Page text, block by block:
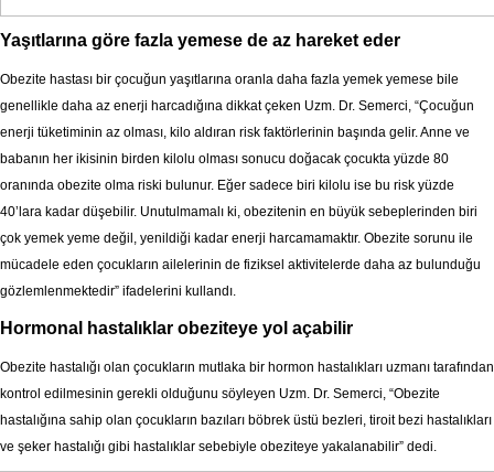
Yaşıtlarına göre fazla yemese de az hareket eder
Obezite hastası bir çocuğun yaşıtlarına oranla daha fazla yemek yemese bile
genellikle daha az enerji harcadığına dikkat çeken Uzm. Dr. Semerci, “Çocuğun
enerji tüketiminin az olması, kilo aldıran risk faktörlerinin başında gelir. Anne ve
babanın her ikisinin birden kilolu olması sonucu doğacak çocukta yüzde 80
oranında obezite olma riski bulunur. Eğer sadece biri kilolu ise bu risk yüzde
40’lara kadar düşebilir. Unutulmamalı ki, obezitenin en büyük sebeplerinden biri
çok yemek yeme değil, yenildiği kadar enerji harcamamaktır. Obezite sorunu ile
mücadele eden çocukların ailelerinin de fiziksel aktivitelerde daha az bulunduğu
gözlemlenmektedir” ifadelerini kullandı.
Hormonal hastalıklar obeziteye yol açabilir
Obezite hastalığı olan çocukların mutlaka bir hormon hastalıkları uzmanı tarafından
kontrol edilmesinin gerekli olduğunu söyleyen Uzm. Dr. Semerci, “Obezite
hastalığına sahip olan çocukların bazıları böbrek üstü bezleri, tiroit bezi hastalıkları
ve şeker hastalığı gibi hastalıklar sebebiyle obeziteye yakalanabilir” dedi.